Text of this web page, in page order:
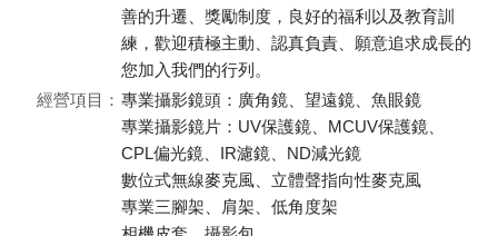
善的升遷、獎勵制度，良好的福利以及教育訓
練，歡迎積極主動、認真負責、願意追求成長的
您加入我們的行列。
經營項目： 專業攝影鏡頭：廣角鏡、望遠鏡、魚眼鏡
專業攝影鏡片：UV保護鏡、MCUV保護鏡、
CPL偏光鏡、IR濾鏡、ND減光鏡
數位式無線麥克風、立體聲指向性麥克風
專業三腳架、肩架、低角度架